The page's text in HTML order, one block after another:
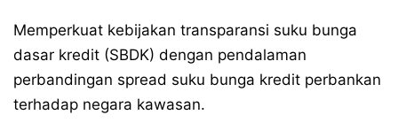
Memperkuat kebijakan transparansi suku bunga
dasar kredit (SBDK) dengan pendalaman
perbandingan spread suku bunga kredit perbankan
terhadap negara kawasan.